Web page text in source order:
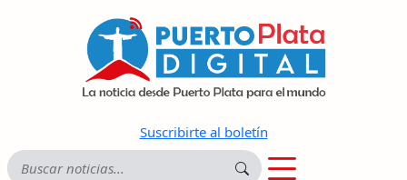
Suscribirte al boletín